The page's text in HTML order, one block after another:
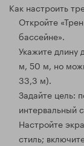
Как настроить
Откройте
бассейне».
Укажите
м, 50 м, но
33,3 м).
Задайте цель:
интервальный
Настройте
стиль;